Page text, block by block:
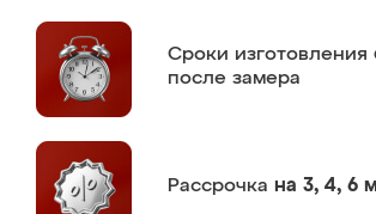
Сроки изготовления
после замера
Рассрочка на 3, 4, 6